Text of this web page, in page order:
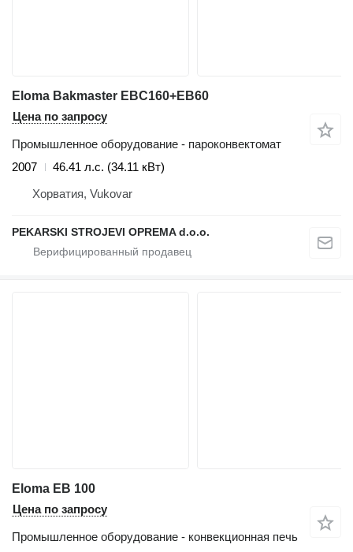
Eloma Bakmaster EBC160+EB60
Цена по запросу
Промышленное оборудование - пароконвектомат
2007
46.41 л.с. (34.11 кВт)
Хорватия, Vukovar
PEKARSKI STROJEVI OPREMA d.o.o.
Eloma EB 100
Цена по запросу
Промышленное оборудование - конвекционная печь